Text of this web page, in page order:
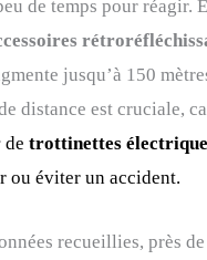
de temps pour réagir.
jusqu’à 150
distance est cruciale,
de trottinettes
ou éviter un accident.
recueillies, près